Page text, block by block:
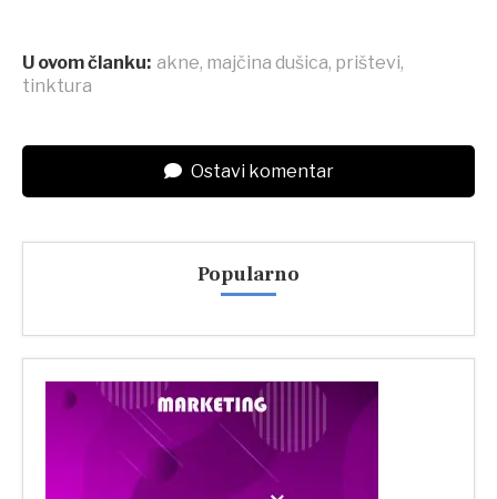
U ovom članku: akne, majčina dušica, prištevi,
tinktura
Ostavi komentar
Popularno